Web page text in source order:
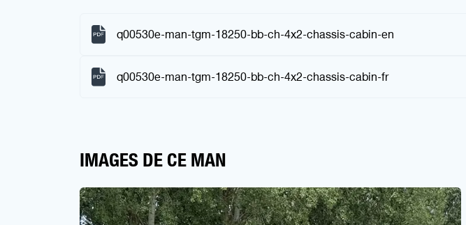
q00530e-man-tgm-18250-bb-ch-4x2-chassis-cabin-en
q00530e-man-tgm-18250-bb-ch-4x2-chassis-cabin-fr
IMAGES DE CE MAN